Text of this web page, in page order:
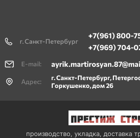
г. Санкт-Петербург
+7(961) 800-
+7(969) 704-
E-mail:
Адрес:
г. Санкт-Петербург,
Горкушенко, дом 26
производство, укладка, доставка